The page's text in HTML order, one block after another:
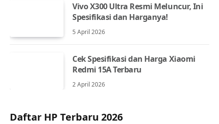
Vivo X300 Ultra Resmi Meluncur, Ini
Spesifikasi dan Harganya!
5 April 2026
Cek Spesifikasi dan Harga Xiaomi
Redmi 15A Terbaru
2 April 2026
Daftar HP Terbaru 2026